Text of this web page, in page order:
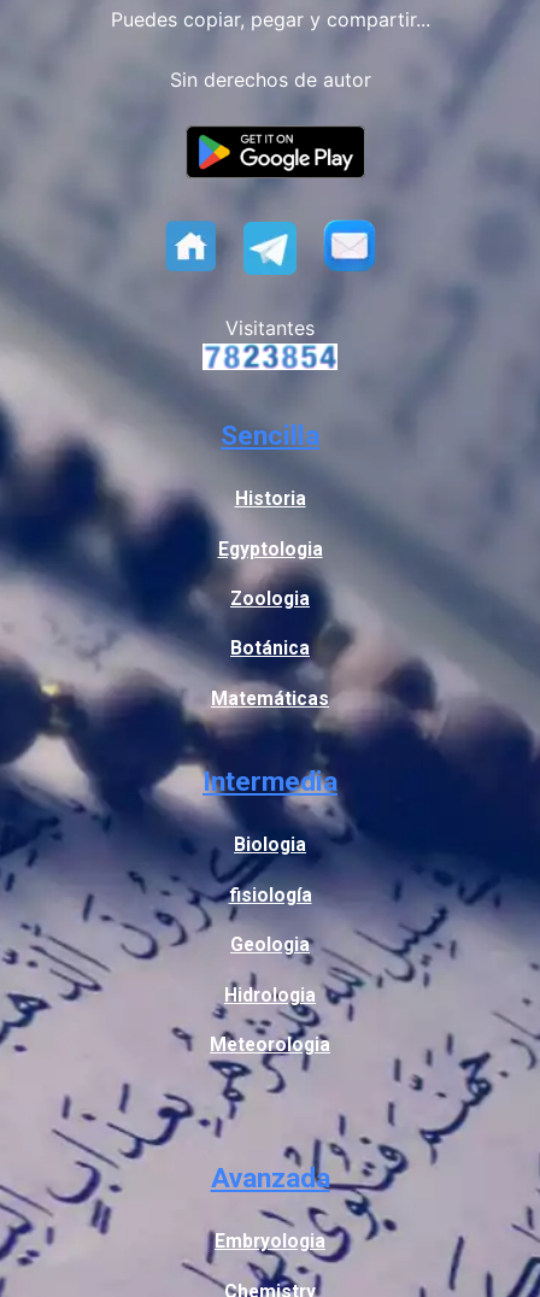
Puedes copiar, pegar y compartir...
Sin derechos de autor
Visitantes
Sencilla
Historia
Egyptologia
Zoologia
Botánica
Matemáticas
Intermedia
Biologia
fisiología
Geologia
Hidrologia
Meteorologia
Avanzada
Embryologia
Chemistry